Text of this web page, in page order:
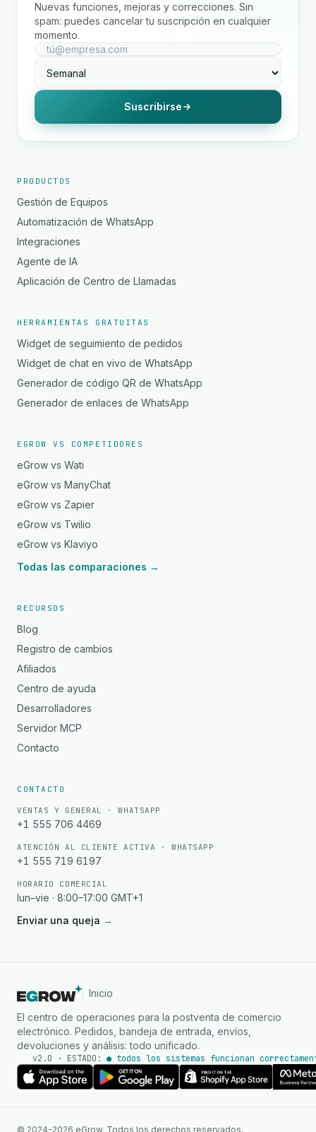
Nuevas funciones, mejoras y correcciones. Sin
spam: puedes cancelar tu suscripción en cualquier
momento.
Suscribirse
PRODUCTOS
Gestión de Equipos
Automatización de WhatsApp
Integraciones
Agente de IA
Aplicación de Centro de Llamadas
HERRAMIENTAS GRATUITAS
Widget de seguimiento de pedidos
Widget de chat en vivo de WhatsApp
Generador de código QR de WhatsApp
Generador de enlaces de WhatsApp
EGROW VS COMPETIDORES
eGrow vs Wati
eGrow vs ManyChat
eGrow vs Zapier
eGrow vs Twilio
eGrow vs Klaviyo
Todas las comparaciones →
RECURSOS
Blog
Registro de cambios
Afiliados
Centro de ayuda
Desarrolladores
Servidor MCP
Contacto
CONTACTO
VENTAS Y GENERAL · WHATSAPP
+1 555 706 4469
ATENCIÓN AL CLIENTE ACTIVA · WHATSAPP
+1 555 719 6197
HORARIO COMERCIAL
lun–vie · 8:00–17:00 GMT+1
Enviar una queja →
Inicio
El centro de operaciones para la postventa de comercio
electrónico. Pedidos, bandeja de entrada, envíos,
devoluciones y análisis: todo unificado.
v2.0 · ESTADO: ● todos los sistemas funcionan
© 2024-2026 eGrow. Todos los derechos reservados.